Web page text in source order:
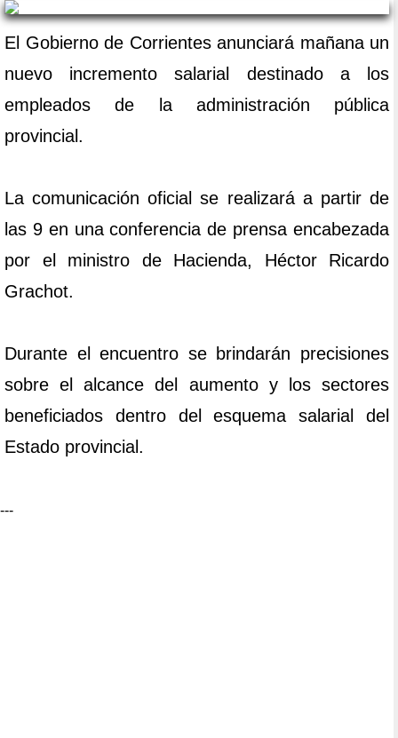
El Gobierno de Corrientes anunciará mañana un
nuevo incremento salarial destinado a los
empleados de la administración pública
provincial.
La comunicación oficial se realizará a partir de
las 9 en una conferencia de prensa encabezada
por el ministro de Hacienda, Héctor Ricardo
Grachot.
Durante el encuentro se brindarán precisiones
sobre el alcance del aumento y los sectores
beneficiados dentro del esquema salarial del
Estado provincial.
---